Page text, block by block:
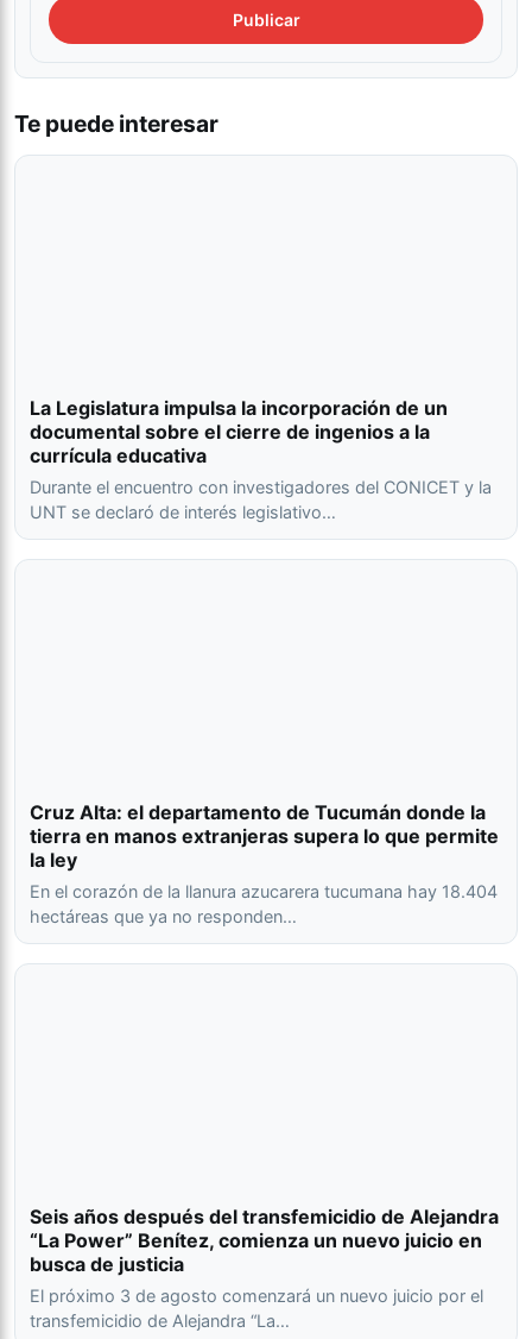
Te puede interesar
La Legislatura impulsa la incorporación de un
documental sobre el cierre de ingenios a la
currícula educativa
Durante el encuentro con investigadores del CONICET y la
UNT se declaró de interés legislativo…
Cruz Alta: el departamento de Tucumán donde la
tierra en manos extranjeras supera lo que permite
la ley
En el corazón de la llanura azucarera tucumana hay 18.404
hectáreas que ya no responden…
Seis años después del transfemicidio de Alejandra
“La Power” Benítez, comienza un nuevo juicio en
busca de justicia
El próximo 3 de agosto comenzará un nuevo juicio por el
transfemicidio de Alejandra “La…